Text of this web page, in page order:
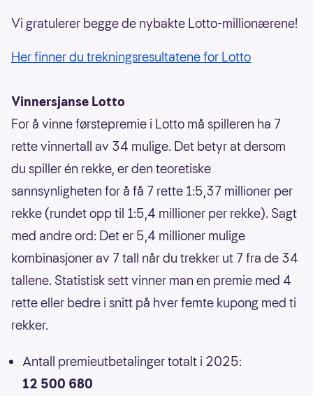
Vi gratulerer begge de nybakte Lotto-millionærene!
Her finner du trekningsresultatene for Lotto
Vinnersjanse Lotto
For å vinne førstepremie i Lotto må spilleren ha 7
rette vinnertall av 34 mulige. Det betyr at dersom
du spiller én rekke, er den teoretiske
sannsynligheten for å få 7 rette 1:5,37 millioner per
rekke (rundet opp til 1:5,4 millioner per rekke). Sagt
med andre ord: Det er 5,4 millioner mulige
kombinasjoner av 7 tall når du trekker ut 7 fra de 34
tallene. Statistisk sett vinner man en premie med 4
rette eller bedre i snitt på hver femte kupong med ti
rekker.
Antall premieutbetalinger totalt i 2025:
12 500 680